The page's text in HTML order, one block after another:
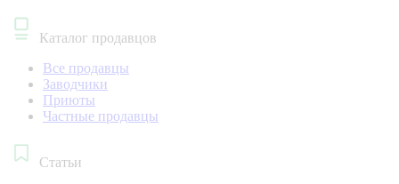
Каталог продавцов
Все продавцы
Заводчики
Приюты
Частные продавцы
Статьи